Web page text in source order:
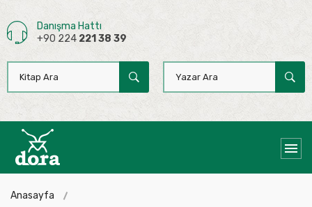
Danışma Hattı
+90 224 221 38 39
Anasayfa